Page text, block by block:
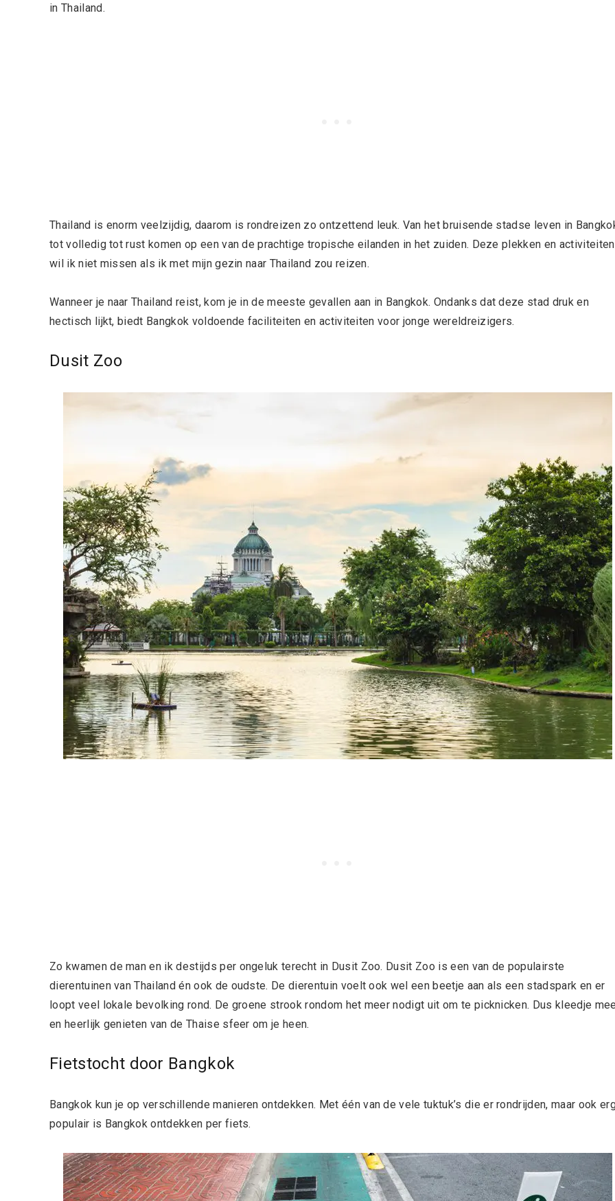
in Thailand.
Thailand is enorm veelzijdig, daarom is rondreizen zo ontzettend leuk. Van het bruisende stadse leven in
tot volledig tot rust komen op een van de prachtige tropische eilanden in het zuiden. Deze plekken en activiteiten
wil ik niet missen als ik met mijn gezin naar Thailand zou reizen.
Wanneer je naar Thailand reist, kom je in de meeste gevallen aan in Bangkok. Ondanks dat deze stad druk en
hectisch lijkt, biedt Bangkok voldoende faciliteiten en activiteiten voor jonge wereldreizigers.
Dusit Zoo
Zo kwamen de man en ik destijds per ongeluk terecht in Dusit Zoo. Dusit Zoo is een van de populairste
dierentuinen van Thailand én ook de oudste. De dierentuin voelt ook wel een beetje aan als een stadspark en er
loopt veel lokale bevolking rond. De groene strook rondom het meer nodigt uit om te picknicken. Dus kleedje
en heerlijk genieten van de Thaise sfeer om je heen.
Fietstocht door Bangkok
Bangkok kun je op verschillende manieren ontdekken. Met één van de vele tuktuk’s die er rondrijden, maar ook
populair is Bangkok ontdekken per fiets.